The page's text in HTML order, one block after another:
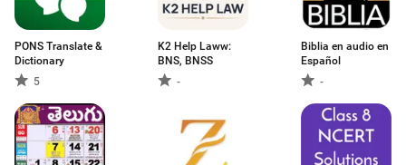
PONS Translate &
Dictionary
5
K2 Help Laww:
BNS, BNSS
-
Biblia en audio en
Español
-